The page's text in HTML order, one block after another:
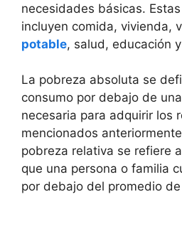
necesidades básicas.
incluyen comida, vivienda,
potable, salud, educación
La pobreza absoluta se
consumo por debajo de
necesaria para adquirir los
mencionados
pobreza relativa se refiere
que una persona o familia
por debajo del promedio